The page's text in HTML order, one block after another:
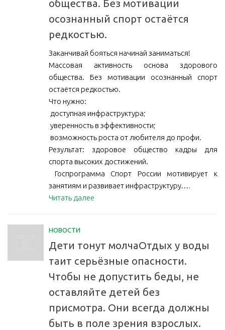
общества. Без мотивации
осознанный спорт остаётся
редкостью.
Заканчивай бояться начинай заниматься!
Массовая активность основа здорового
общества. Без мотивации осознанный спорт
остаётся редкостью.
Что нужно:
️ доступная инфраструктура;
️ уверенность в эффективности;
️ возможность роста от любителя до профи.
Результат: здоровое общество кадры для
спорта высоких достижений.
️ Госпрограмма Спорт России мотивирует к
занятиям и развивает инфраструктуру.…
Читать далее
НОВОСТИ
Дети тонут молчаОтдых у воды
таит серьёзные опасности.
Чтобы не допустить беды, не
оставляйте детей без
присмотра. Они всегда должны
быть в поле зрения взрослых.